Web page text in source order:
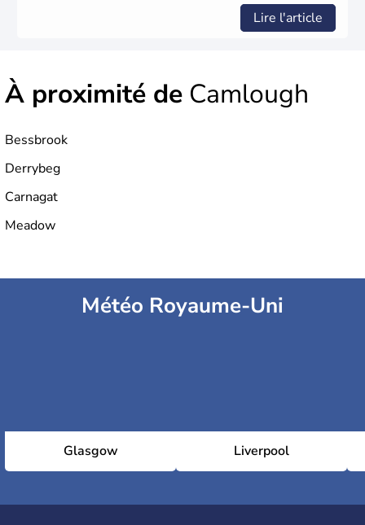
Lire l'article
À proximité de Camlough
Bessbrook
Derrybeg
Carnagat
Meadow
Météo Royaume-Uni
Glasgow Liverpool